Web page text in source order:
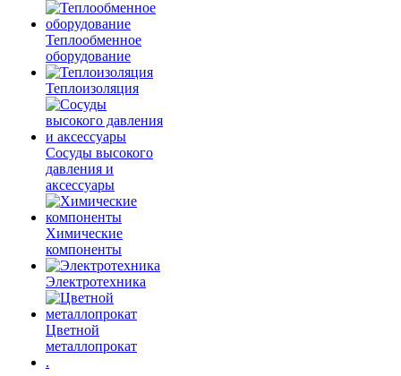
Теплообменное
оборудование
Теплоизоляция
Сосуды высокого
давления и
аксессуары
Химические
компоненты
Электротехника
Цветной
металлопрокат
.